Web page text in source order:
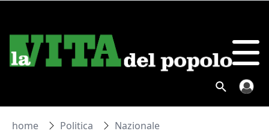
home Politica Nazionale